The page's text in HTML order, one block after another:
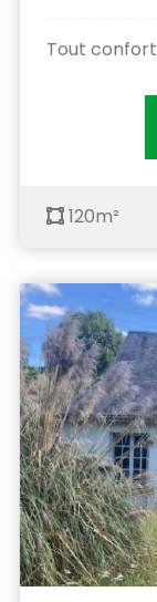
Tout confort
120m²